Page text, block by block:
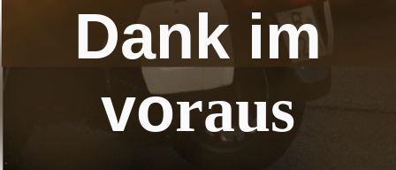
Dank im
voraus